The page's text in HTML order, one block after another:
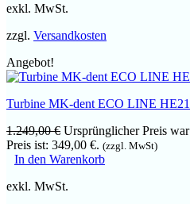
exkl. MwSt.
zzgl. Versandkosten
Angebot!
Turbine MK-dent ECO LINE
1.249,00€ Ursprünglicher Preis
Preis ist: 349,00 €. (zzgl. MwSt)
In den Warenkorb
exkl. MwSt.